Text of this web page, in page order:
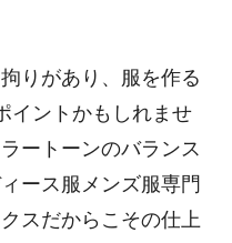
りがあり、服を作る
イントかもしれませ
ートーンのバランス
ース服メンズ服専門
スだからこその仕上